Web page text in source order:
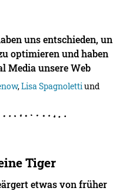
uns entschieden, un
optimieren und haben
Media unsere Web
,Lisa Spagnolettiund
Tiger
etwas von früher